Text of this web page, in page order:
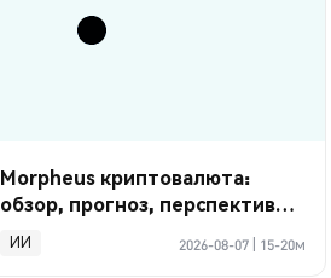
Morpheus криптовалюта:
обзор, прогноз, перспективы
2026
ИИ 2026-08-07 15-20м